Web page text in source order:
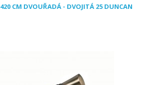
CM DVOUŘADÁ - DVOJITÁ 25 DUNCAN